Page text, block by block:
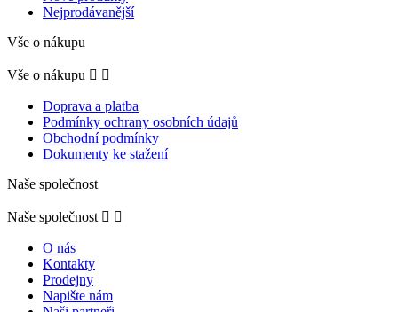
Nejprodávanější
Vše o nákupu
Vše o nákupu  
Doprava a platba
Podmínky ochrany osobních údajů
Obchodní podmínky
Dokumenty ke stažení
Naše společnost
Naše společnost  
O nás
Kontakty
Prodejny
Napište nám